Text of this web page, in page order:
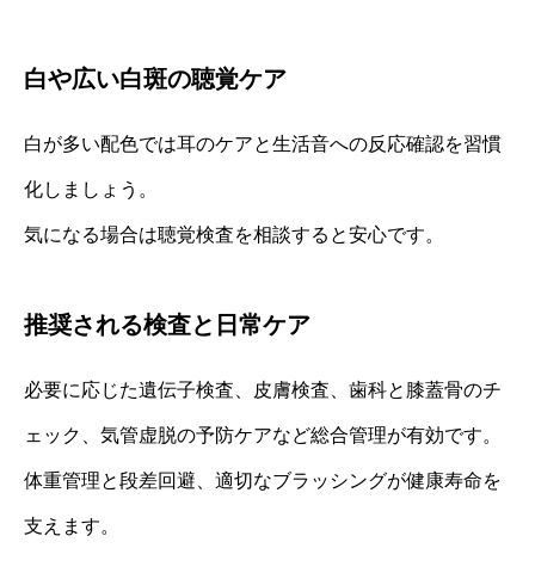
白や広い白斑の聴覚ケア
白が多い配色では耳のケアと生活音への反応確認を習慣
化しましょう。
気になる場合は聴覚検査を相談すると安心です。
推奨される検査と日常ケア
必要に応じた遺伝子検査、皮膚検査、歯科と膝蓋骨のチ
ェック、気管虚脱の予防ケアなど総合管理が有効です。
体重管理と段差回避、適切なブラッシングが健康寿命を
支えます。